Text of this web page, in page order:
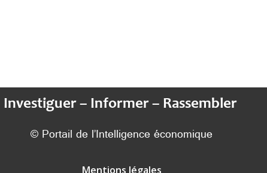
Investiguer – Informer – Rassembler
© Portail de l’Intelligence économique
Mentions légales